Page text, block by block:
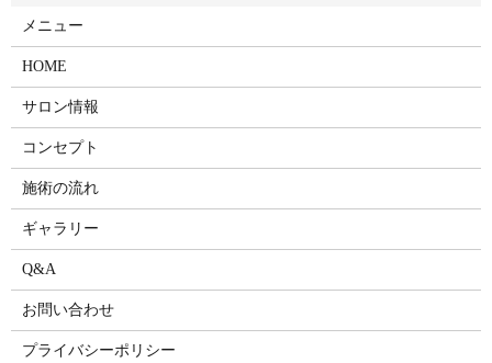
メニュー
HOME
サロン情報
コンセプト
施術の流れ
ギャラリー
Q&A
お問い合わせ
プライバシーポリシー